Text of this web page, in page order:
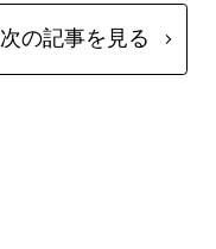
次の記事を見る